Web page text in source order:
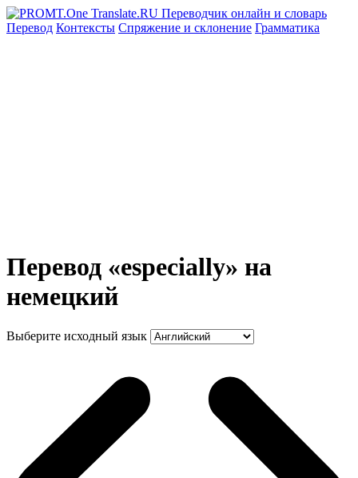
Перевод Контексты Спряжение и склонение Грамматика
Перевод «especially» на
немецкий
Выберите исходный язык